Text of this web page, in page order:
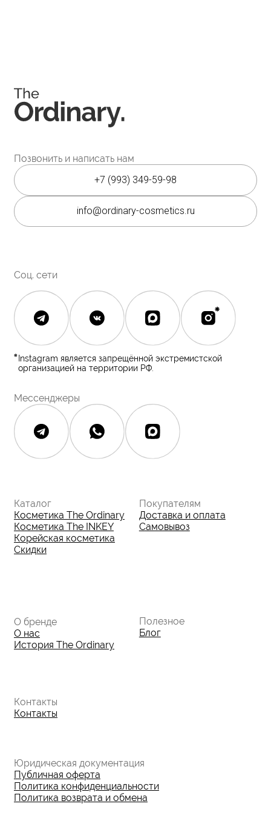
© 2026 The Ordinary Cosmetics
Юридическая документация
Публичная оферта
Политика конфиденциальности
Контакты
Контакты
О бренде
Покупателям
Каталог
Скидки
Данные о компании
ИП Фомина Е.А.
ИНН: 370305605701